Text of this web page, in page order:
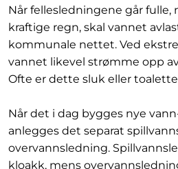
Når fellesledningene går fulle,
kraftige regn, skal vannet
kommunale nettet. Ved
vannet likevel strømme opp
Ofte er dette sluk eller
Når det i dag bygges nye
anlegges det separat
overvannsledning.
kloakk, mens